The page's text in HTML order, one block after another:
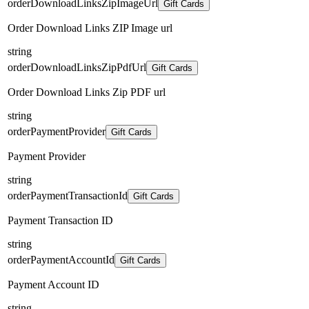
orderDownloadLinksZipImageUrl Gift Cards
Order Download Links ZIP Image url
string
orderDownloadLinksZipPdfUrl Gift Cards
Order Download Links Zip PDF url
string
orderPaymentProvider Gift Cards
Payment Provider
string
orderPaymentTransactionId Gift Cards
Payment Transaction ID
string
orderPaymentAccountId Gift Cards
Payment Account ID